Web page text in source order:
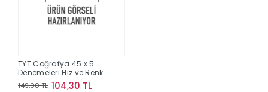
TYT Coğrafya 45 x 5
Denemeleri Hız ve Renk
Yayınları
149,00 TL 104,30 TL